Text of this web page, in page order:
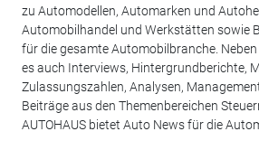
zu Automodellen, Automarken und
Automobilhandel und Werkstätten sowie
für die gesamte Automobilbranche.
es auch Interviews, Hintergrundberichte,
Zulassungszahlen, Analysen,
Beiträge aus den Themenbereichen
AUTOHAUS bietet Auto News für die